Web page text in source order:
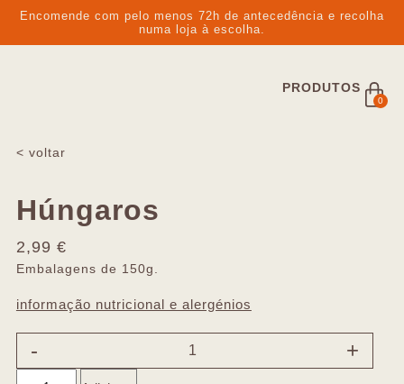
Encomende com pelo menos 72h de antecedência e recolha
numa loja à escolha.
PRODUTOS
0
< voltar
Húngaros
2,99 €
Embalagens de 150g.
informação nutricional e alergénios
- +